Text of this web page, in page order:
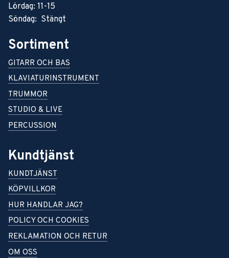
Lördag: 11-15
Söndag: Stängt
Sortiment
GITARR OCH BAS
KLAVIATURINSTRUMENT
TRUMMOR
STUDIO & LIVE
PERCUSSION
Kundtjänst
KUNDTJÄNST
KÖPVILLKOR
HUR HANDLAR JAG?
POLICY OCH COOKIES
REKLAMATION OCH RETUR
OM OSS